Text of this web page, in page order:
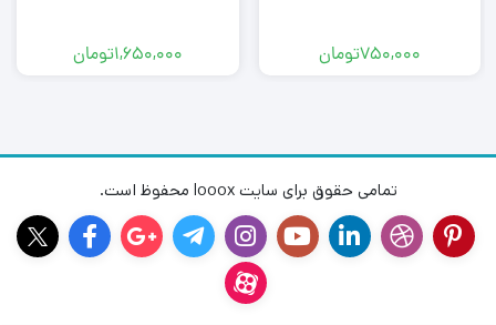
750,000تومان 1,650,000تومان
تمامی حقوق برای سایت looox محفوظ است.